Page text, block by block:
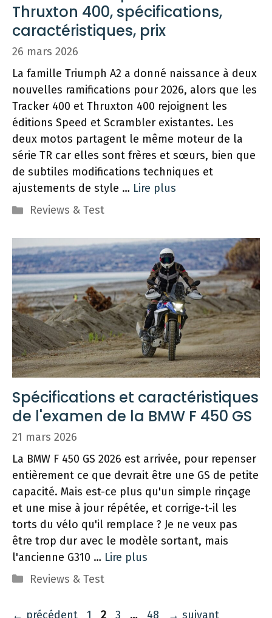
Thruxton 400, spécifications,
caractéristiques, prix
26 mars 2026
La famille Triumph A2 a donné naissance à deux
nouvelles ramifications pour 2026, alors que les
Tracker 400 et Thruxton 400 rejoignent les
éditions Speed ​​et Scrambler existantes. Les
deux motos partagent le même moteur de la
série TR car elles sont frères et sœurs, bien que
de subtiles modifications techniques et
ajustements de style … Lire plus
Catégories
Reviews & Test
Spécifications et caractéristiques
de l'examen de la BMW F 450 GS
21 mars 2026
La BMW F 450 GS 2026 est arrivée, pour repenser
entièrement ce que devrait être une GS de petite
capacité. Mais est-ce plus qu'un simple rinçage
et une mise à jour répétée, et corrige-t-il les
torts du vélo qu'il remplace ? Je ne veux pas
être trop dur avec le modèle sortant, mais
l'ancienne G310 … Lire plus
Catégories
Reviews & Test
Navigation
← précédent Page
1 Page
2 Page
3 … Page
48 → suivant